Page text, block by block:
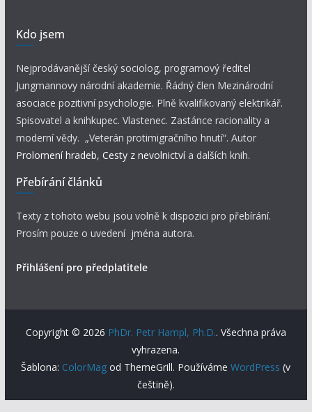
Kdo jsem
Nejprodávanější český sociolog, programový ředitel
Jungmannovy národní akademie. Řádný člen Mezinárodní
asociace pozitivní psychologie. Plně kvalifikovaný elektrikář.
Spisovatel a knihkupec. Vlastenec. Zastánce racionality a
moderní vědy. „Veterán protimigračního hnutí“. Autor
Prolomení hradeb, Cesty z nevolnictví a dalších knih.
Přebírání článků
Texty z tohoto webu jsou volně k dispozici pro přebírání.
Prosím pouze o uvedení jména autora.
Přihlášení pro předplatitele
Copyright © 2026 PhDr. Petr Hampl, Ph.D.. Všechna práva
vyhrazena.
Šablona: ColorMag od ThemeGrill. PoužívámeWordPress (v
češtině).